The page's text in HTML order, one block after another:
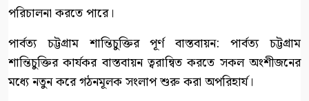
পরিচালনা করতে পারে।
পার্বত্য চট্টগ্রাম শান্তিচুক্তির পূর্ণ বাস্তবায়ন: পার্বত্য চট্টগ্রাম
শান্তিচুক্তির কার্যকর বাস্তবায়ন ত্বরান্বিত করতে সকল অংশীজনের
মধ্যে নতুন করে গঠনমূলক সংলাপ শুরু করা অপরিহার্য।